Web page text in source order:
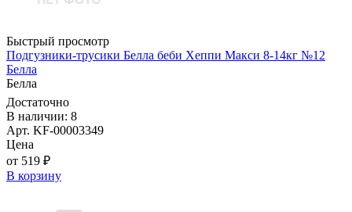
Быстрый просмотр
Подгузники-трусики Белла беби Хеппи Макси 8-14кг №12
Белла
Белла
Достаточно
В наличии: 8
Арт. KF-00003349
Цена
от 519 ₽
В корзину